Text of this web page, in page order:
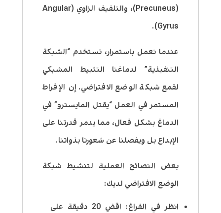
(Precuneus)، والتلفيف الزاوي (Angular
Gyrus).
عندما نعمل باستمرار، تستخدم “الشبكة
التنفيذية” لدماغنا التثبيط المشبكي
لقمع شبكة الوضع الافتراضي. إن الإفراط
المستمر في العمل “يقتل المايسترو” في
الدماغ بشكل فعال، مما يدمر قدرتنا على
الإبداع بل ويفصلنا عن شعورنا بذواتنا.
بعض النصائح العملية لتنشيط شبكة
الوضع الافتراضي لديك:
انظر في الفراغ:
اقضِ 20 دقيقة على